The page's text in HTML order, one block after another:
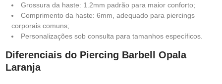
Grossura da haste: 1.2mm padrão para maior conforto;
Comprimento da haste: 6mm, adequado para piercings
corporais comuns;
Personalizações sob consulta para tamanhos específicos.
Diferenciais do Piercing Barbell Opala
Laranja